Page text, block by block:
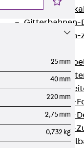
GTDW
Gitterbahnen-
Zurück
LGG
LGGS
Kabelleitern-
Kabelleitern-
Kabelleitern-
25 mm
40 mm
220 mm
2,75 mm
0,732 kg